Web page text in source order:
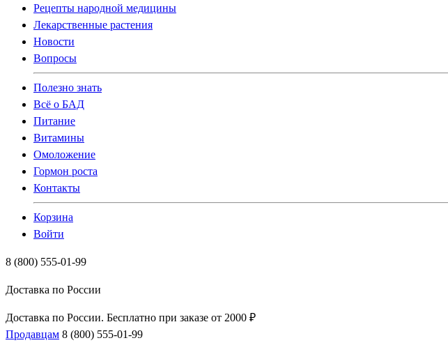
Рецепты народной медицины
Лекарственные растения
Новости
Вопросы
Полезно знать
Всё о БАД
Питание
Витамины
Омоложение
Гормон роста
Контакты
Корзина
Войти
8 (800) 555-01-99
Доставка по России
Доставка по России. Бесплатно при заказе от 2000 ₽
Продавцам 8 (800) 555-01-99